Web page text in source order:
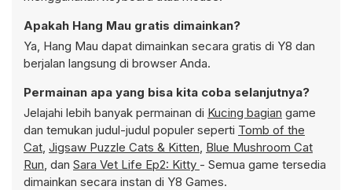
Apakah Hang Mau gratis dimainkan?
Ya, Hang Mau dapat dimainkan secara gratis di Y8 dan
berjalan langsung di browser Anda.
Permainan apa yang bisa kita coba selanjutnya?
Jelajahi lebih banyak permainan di Kucing bagian game
dan temukan judul-judul populer seperti Tomb of the
Cat, Jigsaw Puzzle Cats & Kitten, Blue Mushroom Cat
Run, dan Sara Vet Life Ep2: Kitty - Semua game tersedia
dimainkan secara instan di Y8 Games.